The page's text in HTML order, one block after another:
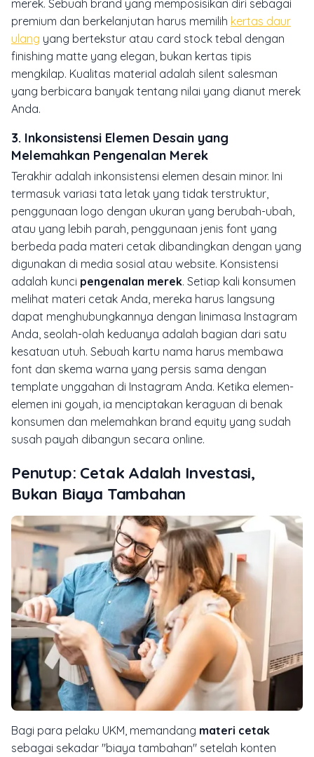
merek. Sebuah brand yang memposisikan diri sebagai
premium dan berkelanjutan harus memilih kertas daur
ulang yang bertekstur atau card stock tebal dengan
finishing matte yang elegan, bukan kertas tipis
mengkilap. Kualitas material adalah silent salesman
yang berbicara banyak tentang nilai yang dianut merek
Anda.
3. Inkonsistensi Elemen Desain yang
Melemahkan Pengenalan Merek
Terakhir adalah inkonsistensi elemen desain minor. Ini
termasuk variasi tata letak yang tidak terstruktur,
penggunaan logo dengan ukuran yang berubah-ubah,
atau yang lebih parah, penggunaan jenis font yang
berbeda pada materi cetak dibandingkan dengan yang
digunakan di media sosial atau website. Konsistensi
adalah kunci pengenalan merek. Setiap kali konsumen
melihat materi cetak Anda, mereka harus langsung
dapat menghubungkannya dengan linimasa Instagram
Anda, seolah-olah keduanya adalah bagian dari satu
kesatuan utuh. Sebuah kartu nama harus membawa
font dan skema warna yang persis sama dengan
template unggahan di Instagram Anda. Ketika elemen-
elemen ini goyah, ia menciptakan keraguan di benak
konsumen dan melemahkan brand equity yang sudah
susah payah dibangun secara online.
Penutup: Cetak Adalah Investasi,
Bukan Biaya Tambahan
Bagi para pelaku UKM, memandang materi cetak
sebagai sekadar "biaya tambahan" setelah konten